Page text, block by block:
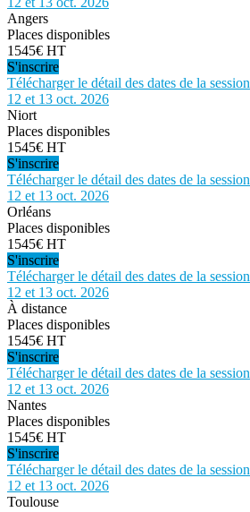
Angers
Places disponibles
1545€ HT
S'inscrire
Télécharger le détail des dates de la session
12 et 13 oct. 2026
Niort
Places disponibles
1545€ HT
S'inscrire
Télécharger le détail des dates de la session
12 et 13 oct. 2026
Orléans
Places disponibles
1545€ HT
S'inscrire
Télécharger le détail des dates de la session
12 et 13 oct. 2026
À distance
Places disponibles
1545€ HT
S'inscrire
Télécharger le détail des dates de la session
12 et 13 oct. 2026
Nantes
Places disponibles
1545€ HT
S'inscrire
Télécharger le détail des dates de la session
12 et 13 oct. 2026
Toulouse